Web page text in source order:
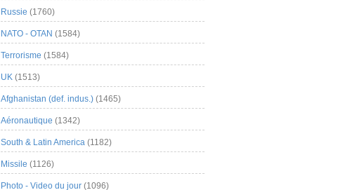
Russie (1760)
NATO - OTAN (1584)
Terrorisme (1584)
UK (1513)
Afghanistan (def. indus.) (1465)
Aéronautique (1342)
South & Latin America (1182)
Missile (1126)
Photo - Video du jour (1096)